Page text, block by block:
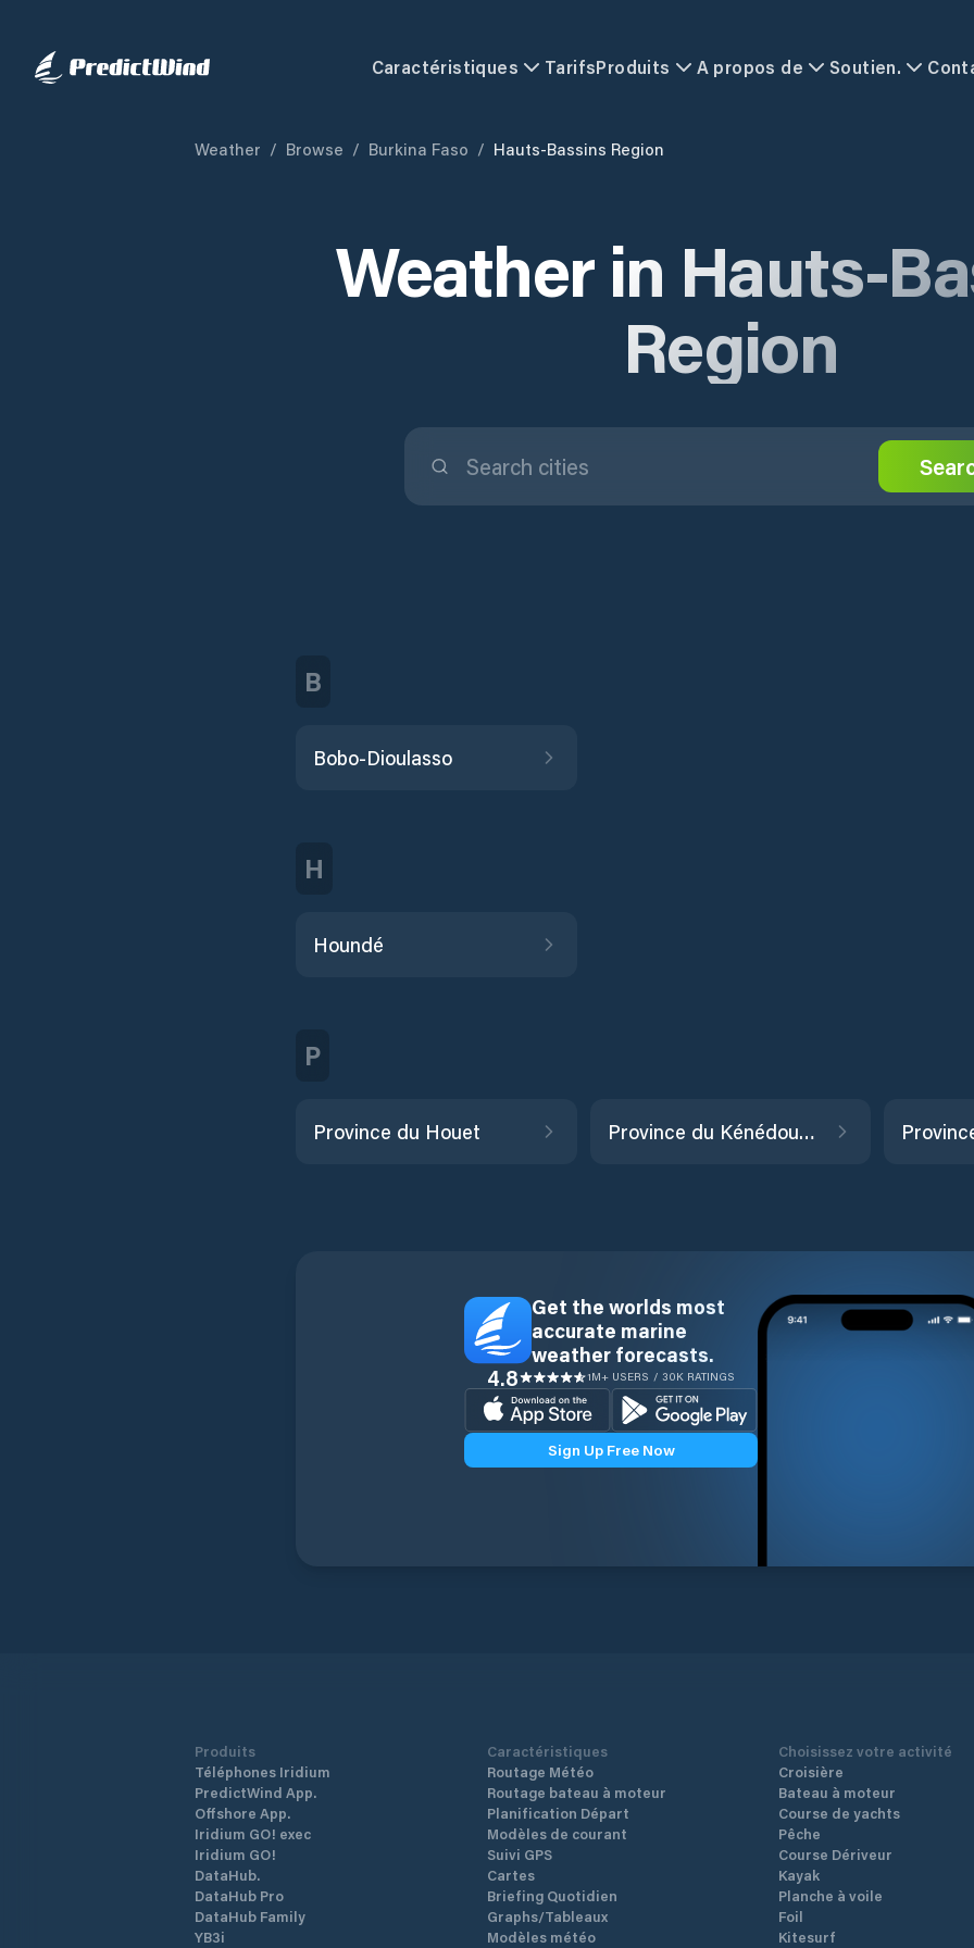
Caractéristiques TarifsProduits A propos de Soutien.
Weather / Browse / Burkina Faso / Hauts-Bassins Region
Weather in Hauts-
Region
B
Bobo-Dioulasso
H
Houndé
P
Province du Houet Province du Kénédougou
Get the worlds most
accurate marine
weather forecasts.
4.8 1M+ USERS / 30K RATINGS
Sign Up Free Now
Produits
Téléphones Iridium
PredictWind App.
Offshore App.
Iridium GO! exec
Iridium GO!
DataHub.
DataHub Pro
DataHub Family
YB3i
Caractéristiques
Routage Météo
Routage bateau à moteur
Planification Départ
Modèles de courant
Suivi GPS
Cartes
Briefing Quotidien
Graphs/Tableaux
Modèles météo
Choisissez votre activité
Croisière
Bateau à moteur
Course de yachts
Pêche
Course Dériveur
Kayak
Planche à voile
Foil
Kitesurf